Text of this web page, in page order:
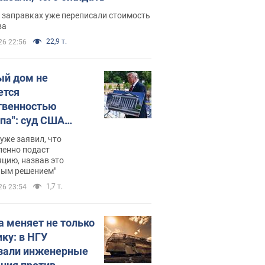
уже переписали стоимость
22:56 22,9 т.
дом не
суд США
зала
400 млн
заявил, что
подаст
назвав это
решением"
23:54 1,7 т.
меняет не только
в НГУ
инженерные